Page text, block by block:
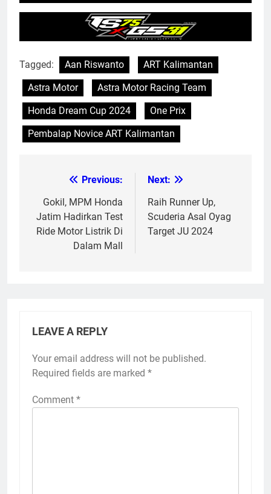
Tagged: Aan Riswanto
ART Kalimantan
Astra Motor
Astra Motor Racing Team
Honda Dream Cup 2024
One Prix
Pembalap Novice ART Kalimantan
navigation
Previous:
Gokil, MPM Honda
Jatim Hadirkan Test
Ride Motor Listrik Di
Dalam Mall
Next:
Raih Runner Up,
Scuderia Asal Oyag
Target JU 2024
LEAVE A REPLY
Your email address will not be published.
Required fields are marked *
Comment *